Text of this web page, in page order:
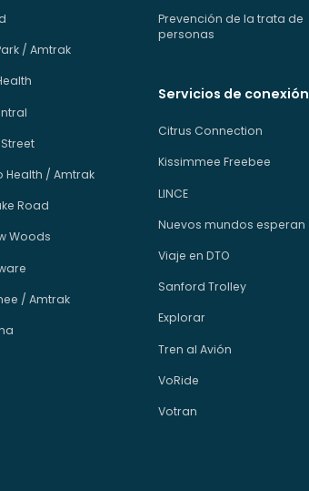
/ Amtrak
Health / Amtrak
Road
Woods
/ Amtrak
Prevención de la trata de
personas
Servicios de conexión
Citrus Connection
Kissimmee Freebee
LINCE
Nuevos mundos esperan
Viaje en DTO
Sanford Trolley
Explorar
Tren al Avión
VoRide
Votran